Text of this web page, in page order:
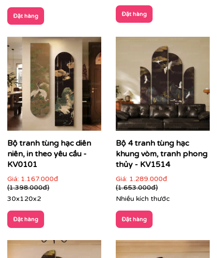
Đặt hàng Đặt hàng
Bộ tranh tùng hạc diên
niên, in theo yêu cầu -
KV0101
Giá: 1.167.000đ
(1.398.000đ)
30x120x2
Đặt hàng
Bộ 4 tranh tùng hạc
khung vòm, tranh phong
thủy - KV1514
Giá: 1.289.000đ
(1.653.000đ)
Nhiều kích thước
Đặt hàng